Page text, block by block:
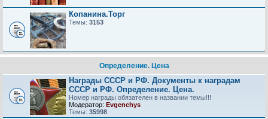
Копанина.Торг
Темы: 3153
Определение. Цена
Награды СССР и РФ. Документы к наградам
СССР и РФ. Определение. Цена.
Номер награды обязателен в названии темы!!!
Модератор: Evgenchys
Темы: 35998